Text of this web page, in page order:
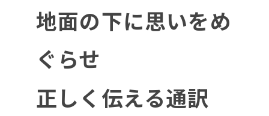
地面の下に思いをめ
ぐらせ
正しく伝える通訳